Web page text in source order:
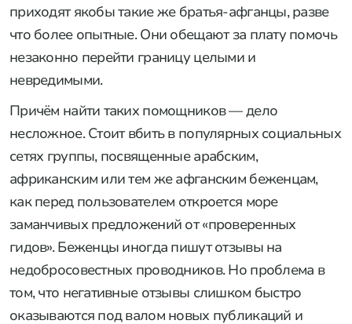
приходят якобы такие же братья-афганцы, разве
что более опытные. Они обещают за плату помочь
незаконно перейти границу целыми и
невредимыми.
Причём найти таких помощников — дело
несложное. Стоит вбить в популярных социальных
сетях группы, посвященные арабским,
африканским или тем же афганским беженцам,
как перед пользователем откроется море
заманчивых предложений от «проверенных
гидов». Беженцы иногда пишут отзывы на
недобросовестных проводников. Но проблема в
том, что негативные отзывы слишком быстро
оказываются под валом новых публикаций и